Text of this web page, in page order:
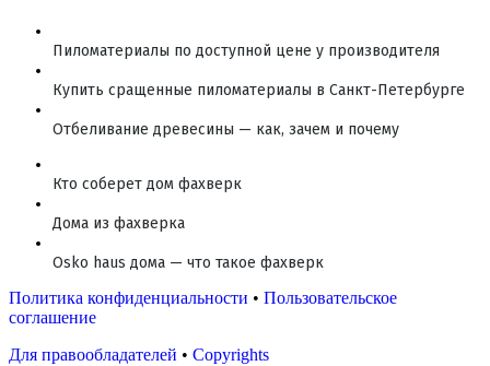
Пиломатериалы по доступной цене у производителя
Купить сращенные пиломатериалы в Санкт-Петербурге
Отбеливание древесины — как, зачем и почему
Кто соберет дом фахверк
Дома из фахверка
Osko haus дома — что такое фахверк
Политика конфиденциальности • Пользовательское
соглашение
Для правообладателей • Copyrights